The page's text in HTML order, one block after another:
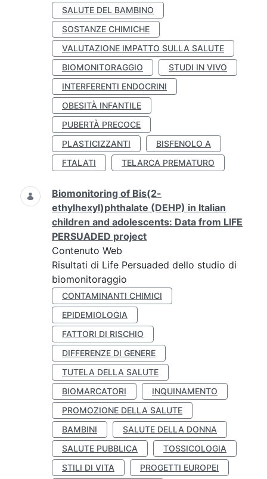
SALUTE DEL BAMBINO
SOSTANZE CHIMICHE
VALUTAZIONE IMPATTO SULLA SALUTE
BIOMONITORAGGIO
STUDI IN VIVO
INTERFERENTI ENDOCRINI
OBESITÀ INFANTILE
PUBERTÀ PRECOCE
PLASTICIZZANTI
BISFENOLO A
FTALATI
TELARCA PREMATURO
Biomonitoring of Bis(2-
ethylhexyl)phthalate (DEHP) in Italian
children and adolescents: Data from LIFE
PERSUADED project
Contenuto Web
Risultati di Life Persuaded dello studio di
biomonitoraggio
CONTAMINANTI CHIMICI
EPIDEMIOLOGIA
FATTORI DI RISCHIO
DIFFERENZE DI GENERE
TUTELA DELLA SALUTE
BIOMARCATORI
INQUINAMENTO
PROMOZIONE DELLA SALUTE
BAMBINI
SALUTE DELLA DONNA
SALUTE PUBBLICA
TOSSICOLOGIA
STILI DI VITA
PROGETTI EUROPEI